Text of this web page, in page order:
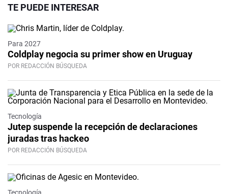
TE PUEDE INTERESAR
Para 2027
Coldplay negocia su primer show en Uruguay
POR REDACCIÓN BÚSQUEDA
Tecnología
Jutep suspende la recepción de declaraciones
juradas tras hackeo
POR REDACCIÓN BÚSQUEDA